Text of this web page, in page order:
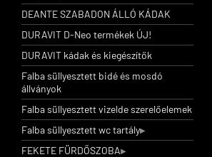
DEANTE SZABADON ÁLLÓ KÁDAK
DURAVIT D-Neo termékek ÚJ!
DURAVIT kádak és kiegészítők
Falba süllyesztett bidé és mosdó
állványok
Falba süllyesztett vizelde szerelőelemek
Falba süllyesztett wc tartály
FEKETE FÜRDŐSZOBA